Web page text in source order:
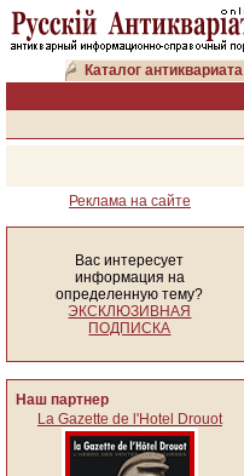
Каталог антиквариата
Реклама на сайте
Вас интересует
информация на
определенную тему?
ЭКСКЛЮЗИВНАЯ
ПОДПИСКА
Наш партнер
La Gazette de l'Hotel Drouot